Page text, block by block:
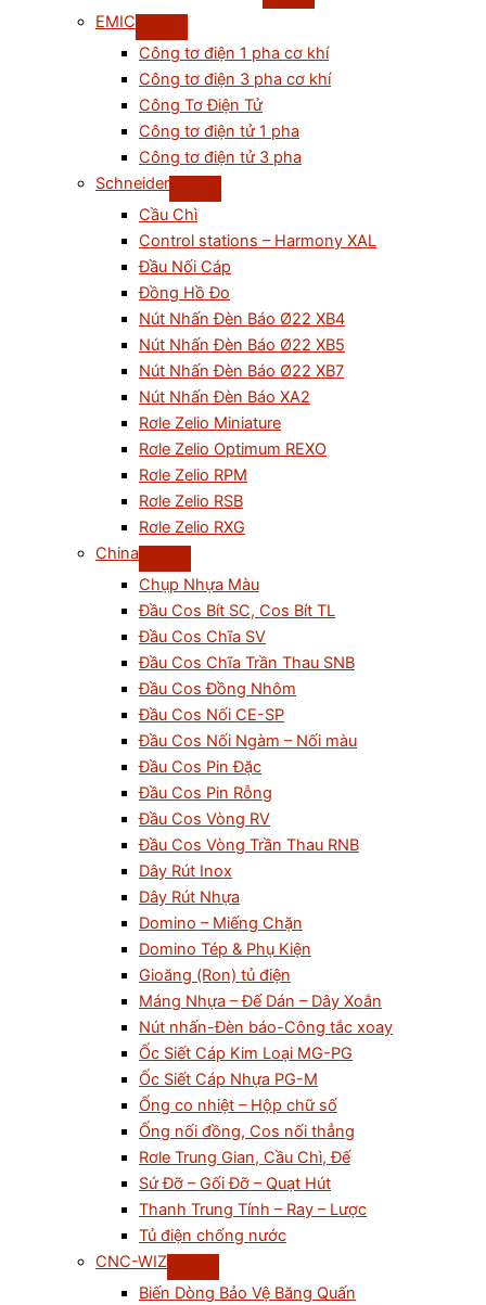
EMIC
Công tơ điện 1 pha cơ khí
Công tơ điện 3 pha cơ khí
Công Tơ Điện Tử
Công tơ điện tử 1 pha
Công tơ điện tử 3 pha
Schneider
Cầu Chì
Control stations – Harmony XAL
Đầu Nối Cáp
Đồng Hồ Đo
Nút Nhấn Đèn Báo Ø22 XB4
Nút Nhấn Đèn Báo Ø22 XB5
Nút Nhấn Đèn Báo Ø22 XB7
Nút Nhấn Đèn Báo XA2
Rơle Zelio Miniature
Rơle Zelio Optimum REXO
Rơle Zelio RPM
Rơle Zelio RSB
Rơle Zelio RXG
China
Chụp Nhựa Màu
Đầu Cos Bít SC, Cos Bít TL
Đầu Cos Chĩa SV
Đầu Cos Chĩa Trần Thau SNB
Đầu Cos Đồng Nhôm
Đầu Cos Nối CE-SP
Đầu Cos Nối Ngàm – Nối màu
Đầu Cos Pin Đặc
Đầu Cos Pin Rỗng
Đầu Cos Vòng RV
Đầu Cos Vòng Trần Thau RNB
Dây Rút Inox
Dây Rút Nhựa
Domino – Miếng Chặn
Domino Tép & Phụ Kiện
Gioăng (Ron) tủ điện
Máng Nhựa – Đế Dán – Dây Xoắn
Nút nhấn-Đèn báo-Công tắc xoay
Ốc Siết Cáp Kim Loại MG-PG
Ốc Siết Cáp Nhựa PG-M
Ống co nhiệt – Hộp chữ số
Ống nối đồng, Cos nối thẳng
Rơle Trung Gian, Cầu Chì, Đế
Sứ Đỡ – Gối Đỡ – Quạt Hút
Thanh Trung Tính – Ray – Lược
Tủ điện chống nước
CNC-WIZ
Biến Dòng Bảo Vệ Băng Quấn